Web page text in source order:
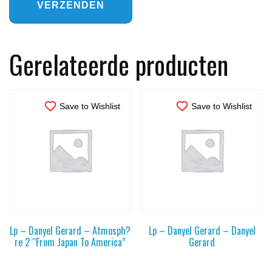
Gerelateerde producten
Save to Wishlist
Lp – Danyel Gerard – Atmosph?
re 2 “From Japan To America”
Save to Wishlist
Lp – Danyel Gerard – Danyel
Gerard